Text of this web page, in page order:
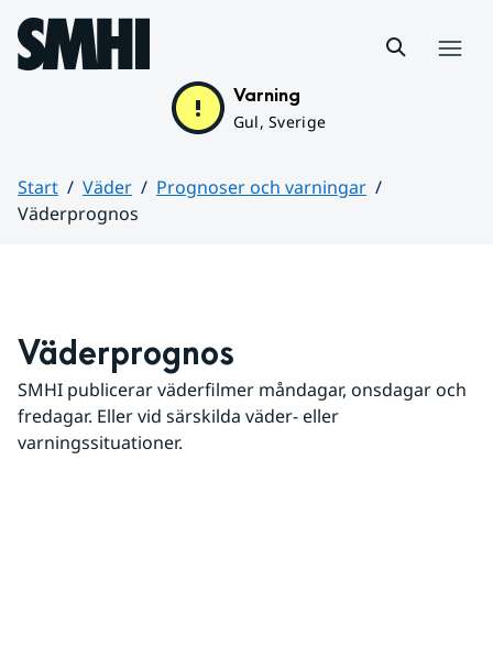
Hoppa till sidans innehåll
Varning
Gul, Sverige
Start Väder
Prognoser och varningar
Väderprognos
Väderprognos
SMHI publicerar väderfilmer måndagar, onsdagar och
fredagar. Eller vid särskilda väder- eller
varningssituationer.